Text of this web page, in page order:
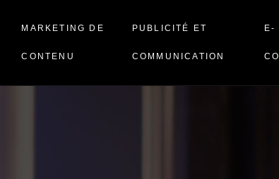
MARKETING DE
CONTENU
PUBLICITÉ ET
COMMUNICATION
E-